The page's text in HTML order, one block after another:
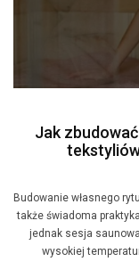
Jak
​Budowanie własnego
także świadoma
jednak sesja
wysokiej